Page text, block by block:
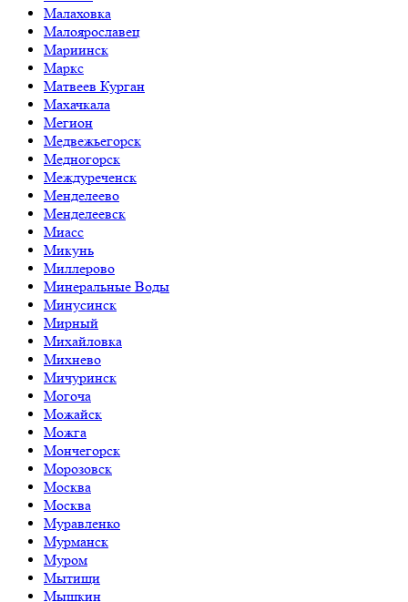
Малаховка
Малоярославец
Мариинск
Маркс
Матвеев Курган
Махачкала
Мегион
Медвежьегорск
Медногорск
Междуреченск
Менделеево
Менделеевск
Миасс
Микунь
Миллерово
Минеральные Воды
Минусинск
Мирный
Михайловка
Михнево
Мичуринск
Могоча
Можайск
Можга
Мончегорск
Морозовск
Москва
Москва
Муравленко
Мурманск
Муром
Мытищи
Мышкин